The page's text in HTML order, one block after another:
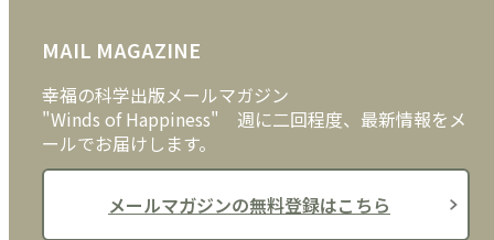
外国語
クッキーポリシー
MAIL MAGAZINE
幸福の科学出版メールマガジン
"Winds of Happiness" 週に二回程度、最新情報をメ
ールでお届けします。
メールマガジンの無料登録はこちら